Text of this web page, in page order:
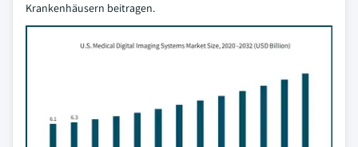
Krankenhäusern beitragen.